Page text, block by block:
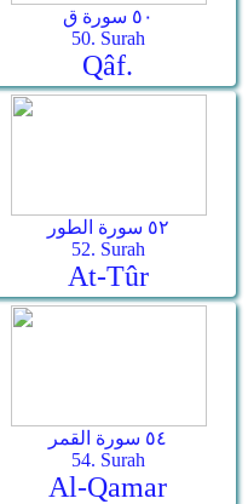
٥٠ سورة ق
50. Surah
Qâf.
٥٢ سورة الطور
52. Surah
At-Tûr
٥٤ سورة القمر
54. Surah
Al-Qamar